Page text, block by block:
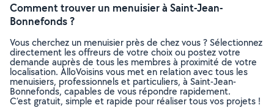
Comment trouver un menuisier à Saint-Jean-
Bonnefonds ?
Vous cherchez un menuisier près de chez vous ? Sélectionnez
directement les offreurs de votre choix ou postez votre
demande auprès de tous les membres à proximité de votre
localisation. AlloVoisins vous met en relation avec tous les
menuisiers, professionnels et particuliers, à Saint-Jean-
Bonnefonds, capables de vous répondre rapidement.
C’est gratuit, simple et rapide pour réaliser tous vos projets !